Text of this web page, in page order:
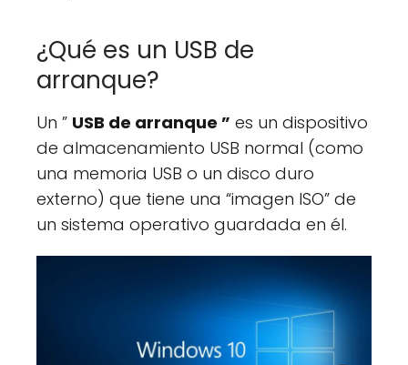
¿Qué es un USB de
arranque?
Un ” USB de arranque ” es un dispositivo
de almacenamiento USB normal (como
una memoria USB o un disco duro
externo) que tiene una “imagen ISO” de
un sistema operativo guardada en él.